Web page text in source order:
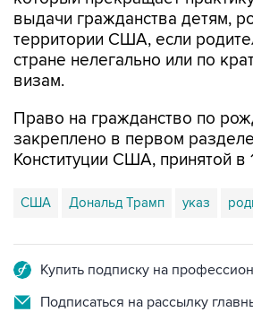
выдачи гражданства детям,
территории США, если
стране нелегально или по
визам.
Право на гражданство по
закреплено в первом
Конституции США, принятой в
США Дональд Трамп указ
Купить подписку на
Подписаться на рассылку